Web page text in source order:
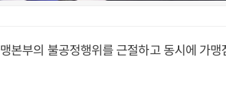
본부의 불공정행위를 근절하고 동시에 가맹